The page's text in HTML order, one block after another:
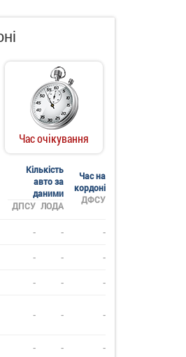
Час очікування
Кількість
авто за
даними
Час на
кордоні
ДФСУ
ДПСУ ЛОДА
- -
-
- -
-
- -
-
- - -
- -
-